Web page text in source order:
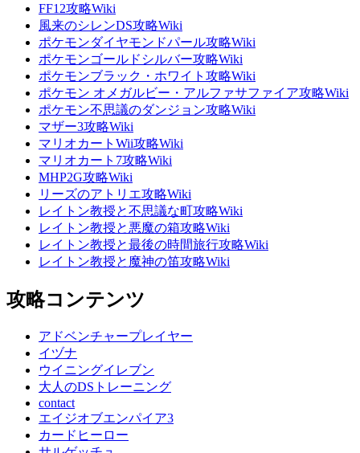
FF12攻略Wiki
風来のシレンDS攻略Wiki
ポケモンダイヤモンドパール攻略Wiki
ポケモンゴールドシルバー攻略Wiki
ポケモンブラック・ホワイト攻略Wiki
ポケモン オメガルビー・アルファサファイア攻略Wiki
ポケモン不思議のダンジョン攻略Wiki
マザー3攻略Wiki
マリオカートWii攻略Wiki
マリオカート7攻略Wiki
MHP2G攻略Wiki
リーズのアトリエ攻略Wiki
レイトン教授と不思議な町攻略Wiki
レイトン教授と悪魔の箱攻略Wiki
レイトン教授と最後の時間旅行攻略Wiki
レイトン教授と魔神の笛攻略Wiki
攻略コンテンツ
アドベンチャープレイヤー
イヅナ
ウイニングイレブン
大人のDSトレーニング
contact
エイジオブエンパイア3
カードヒーロー